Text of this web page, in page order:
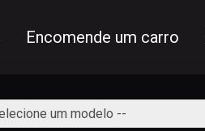
Encomende um carro